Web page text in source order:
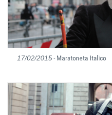
17/02/2015- Maratoneta Italico